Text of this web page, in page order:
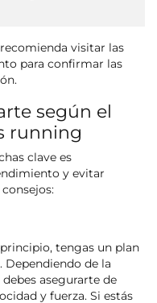
visitar las
para confirmar las
según el
running
clave es
y evitar
tengas un plan
Dependiendo de la
asegurarte de
y fuerza. Si estás